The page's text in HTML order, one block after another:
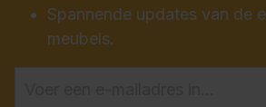
Spannende updates van de
meubels.